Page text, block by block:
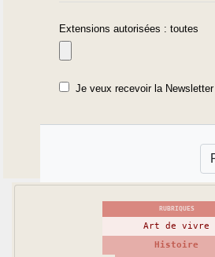
Extensions autorisées : toutes
Je veux recevoir la Newsletter
RUBRIQUES
Art de vivre
Histoire